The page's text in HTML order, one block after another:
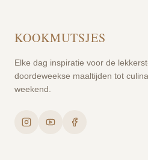
KOOKMUTSJES
Elke dag inspiratie voor de
doordeweekse maaltijden tot
weekend.